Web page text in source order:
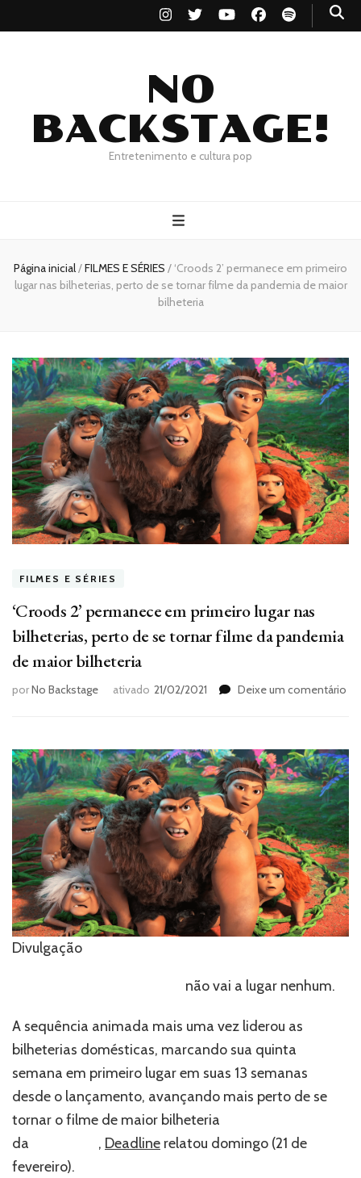
NO
BACKSTAGE!
Entretenimento e cultura pop
Página inicial/FILMES E SÉRIES / ‘Croods 2’ permanece em primeiro
lugar nas bilheterias, perto de se tornar filme da pandemia de maior
bilheteria
FILMES E SÉRIES
‘Croods 2’ permanece em primeiro lugar nas
bilheterias, perto de se tornar filme da pandemia
de maior bilheteria
porNo Backstage ativado 21/02/2021 Deixe um comentário
de
se
da
Divulgação
não vai a lugar nenhum.
A sequência animada mais uma vez liderou as
bilheterias domésticas, marcando sua quinta
semana em primeiro lugar em suas 13 semanas
desde o lançamento, avançando mais perto de se
tornar o filme de maior bilheteria
da
, Deadline relatou domingo (21 de
fevereiro).